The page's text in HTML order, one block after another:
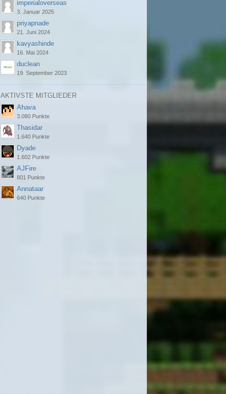
imperialoverseas
3. Januar 2025
priyapnade
21. Juni 2024
kavyashinde
16. Mai 2024
duclean
19. September 2023
AKTIVSTE MITGLIEDER
Ahava
3.080 Punkte
Thasidar
1.640 Punkte
Dyade
1.602 Punkte
AJFire
801 Punkte
Annataar
640 Punkte